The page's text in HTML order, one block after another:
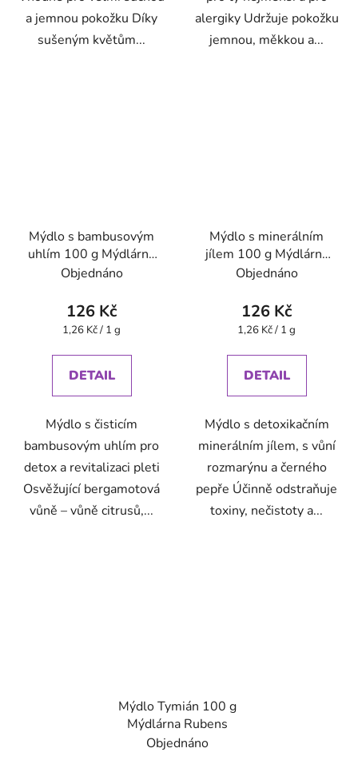
a jemnou pokožku Díky
sušeným květům...
alergiky Udržuje pokožku
jemnou, měkkou a...
Mýdlo s bambusovým
uhlím 100 g Mýdlárna
Rubens
Objednáno
126 Kč
Měrná
1,26 Kč / 1 g
DETAIL
Mýdlo s čisticím
bambusovým uhlím pro
detox a revitalizaci pleti
Osvěžující bergamotová
vůně – vůně citrusů,...
Mýdlo s minerálním
jílem 100 g Mýdlárna
Rubens
Objednáno
126 Kč
Měrná
1,26 Kč / 1 g
DETAIL
Mýdlo s detoxikačním
minerálním jílem, s vůní
rozmarýnu a černého
pepře Účinně odstraňuje
toxiny, nečistoty a...
Mýdlo Tymián 100 g
Mýdlárna Rubens
Objednáno